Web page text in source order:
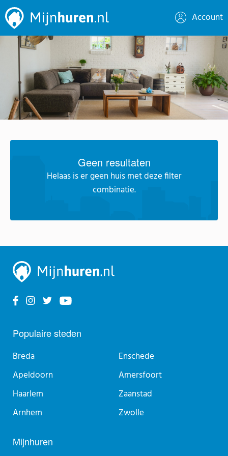
Account
Geen resultaten
Helaas is er geen huis met deze filter
combinatie.
Populaire steden
Breda
Apeldoorn
Haarlem
Arnhem
Enschede
Amersfoort
Zaanstad
Zwolle
Mijnhuren